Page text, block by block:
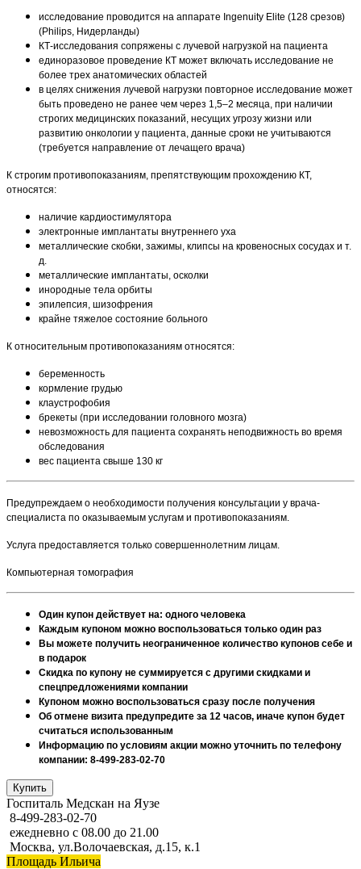
исследование проводится на аппарате Ingenuity Elite (128 срезов)
(Philips, Нидерланды)
КТ-исследования сопряжены с лучевой нагрузкой на пациента
единоразовое проведение КТ может включать исследование не
более трех анатомических областей
в целях снижения лучевой нагрузки повторное исследование может
быть проведено не ранее чем через 1,5–2 месяца, при наличии
строгих медицинских показаний, несущих угрозу жизни или
развитию онкологии у пациента, данные сроки не учитываются
(требуется направление от лечащего врача)
К строгим противопоказаниям, препятствующим прохождению КТ,
относятся:
наличие кардиостимулятора
электронные имплантаты внутреннего уха
металлические скобки, зажимы, клипсы на кровеносных сосудах и т.
д.
металлические имплантаты, осколки
инородные тела орбиты
эпилепсия, шизофрения
крайне тяжелое состояние больного
К относительным противопоказаниям относятся:
беременность
кормление грудью
клаустрофобия
брекеты (при исследовании головного мозга)
невозможность для пациента сохранять неподвижность во время
обследования
вес пациента свыше 130 кг
Предупреждаем о необходимости получения консультации у врача-
специалиста по оказываемым услугам и противопоказаниям.
Услуга предоставляется только совершеннолетним лицам.
Компьютерная томография
Один купон действует на: одного человека
Каждым купоном можно воспользоваться только один раз
Вы можете получить неограниченное количество купонов себе и
в подарок
Скидка по купону не суммируется с другими скидками и
спецпредложениями компании
Купоном можно воспользоваться сразу после получения
Об отмене визита предупредите за 12 часов, иначе купон будет
считаться использованным
Информацию по условиям акции можно уточнить по телефону
компании: 8-499-283-02-70
Госпиталь Медскан на Яузе
8-499-283-02-70
ежедневно с 08.00 до 21.00
Москва, ул.Волочаевская, д.15, к.1
Площадь Ильича